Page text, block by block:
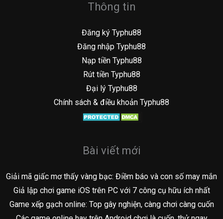
Thông tin
Đăng ký Typhu88
Đăng nhập Typhu88
Nạp tiền Typhu88
Rút tiền Typhu88
Đại lý Typhu88
Chính sách & điều khoản Typhu88
Bài viết mới
Giải mã giấc mơ thấy vàng bạc: Điềm báo và con số may mắn
Giả lập chơi game iOS trên PC với 7 công cụ hữu ích nhất
Game xếp gạch online: Top gây nghiện, càng chơi càng cuốn